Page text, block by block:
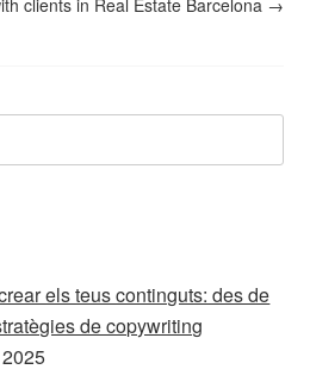
clients in Real Estate Barcelona →
els teus continguts: des de
de copywriting